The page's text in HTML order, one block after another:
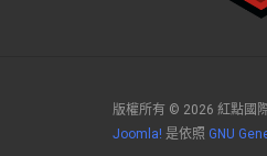
版權所有 © 2026 紅點國
Joomla! 是依照 GNU